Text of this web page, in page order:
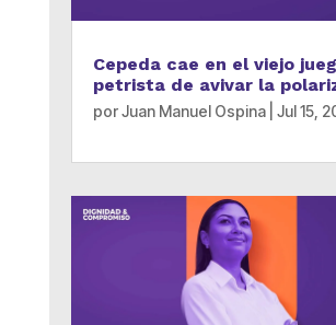
Cepeda cae en el viejo
petrista de avivar la
porJuan Manuel Ospina| Jul 15,